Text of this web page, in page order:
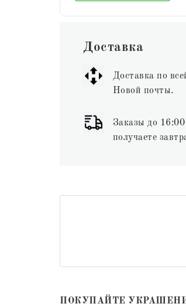
Доставка
Доставка по
Новой почты.
Заказы до 16:00
получаете
ПОКУПАЙТЕ